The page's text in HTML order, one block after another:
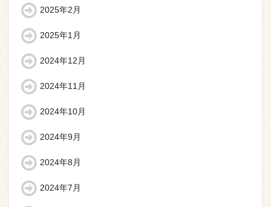
2025年2月
2025年1月
2024年12月
2024年11月
2024年10月
2024年9月
2024年8月
2024年7月